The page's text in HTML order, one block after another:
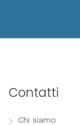
Contatti
Chi siamo